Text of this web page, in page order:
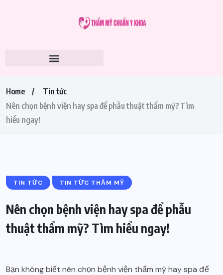
Home
Tin tức
Nên chọn bệnh viện hay spa để phẫu thuật thẩm mỹ? Tìm
hiểu ngay!
TIN TỨC TIN TỨC THẨM MỸ
Nên chọn bệnh viện hay spa để phẫu
thuật thẩm mỹ? Tìm hiểu ngay!
Bạn không biết nên chọn bệnh viện thẩm mỹ hay spa để